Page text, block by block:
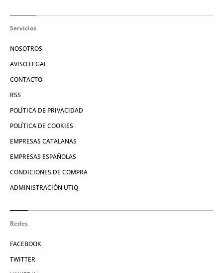
Servicios
NOSOTROS
AVISO LEGAL
CONTACTO
RSS
POLÍTICA DE PRIVACIDAD
POLÍTICA DE COOKIES
EMPRESAS CATALANAS
EMPRESAS ESPAÑOLAS
CONDICIONES DE COMPRA
ADMINISTRACIÓN UTIQ
Redes
FACEBOOK
TWITTER